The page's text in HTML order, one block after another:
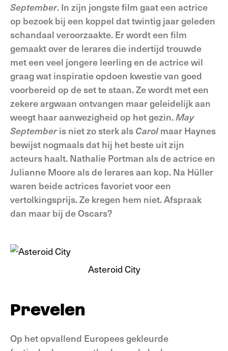
September. In zijn jongste film gaat een actrice
op bezoek bij een koppel dat twintig jaar geleden
schandaal veroorzaakte. Er wordt een film
gemaakt over de lerares die indertijd trouwde
met een veel jongere leerling en de actrice wil
graag wat inspiratie opdoen kwestie van goed
voorbereid op de set te staan. Ze wordt met een
zekere argwaan ontvangen maar geleidelijk aan
weegt haar aanwezigheid op het gezin.May
Septemberis niet zo sterk als Carolmaar Haynes
bewijst nogmaals dat hij het beste uit zijn
acteurs haalt. Nathalie Portman als de actrice en
Julianne Moore als de lerares aan kop. Na Hüller
waren beide actrices favoriet voor een
vertolkingsprijs. Ze kregen hem niet. Afspraak
dan maar bij de Oscars?
Asteroid City
Prevelen
Op het opvallend Europees gekleurde